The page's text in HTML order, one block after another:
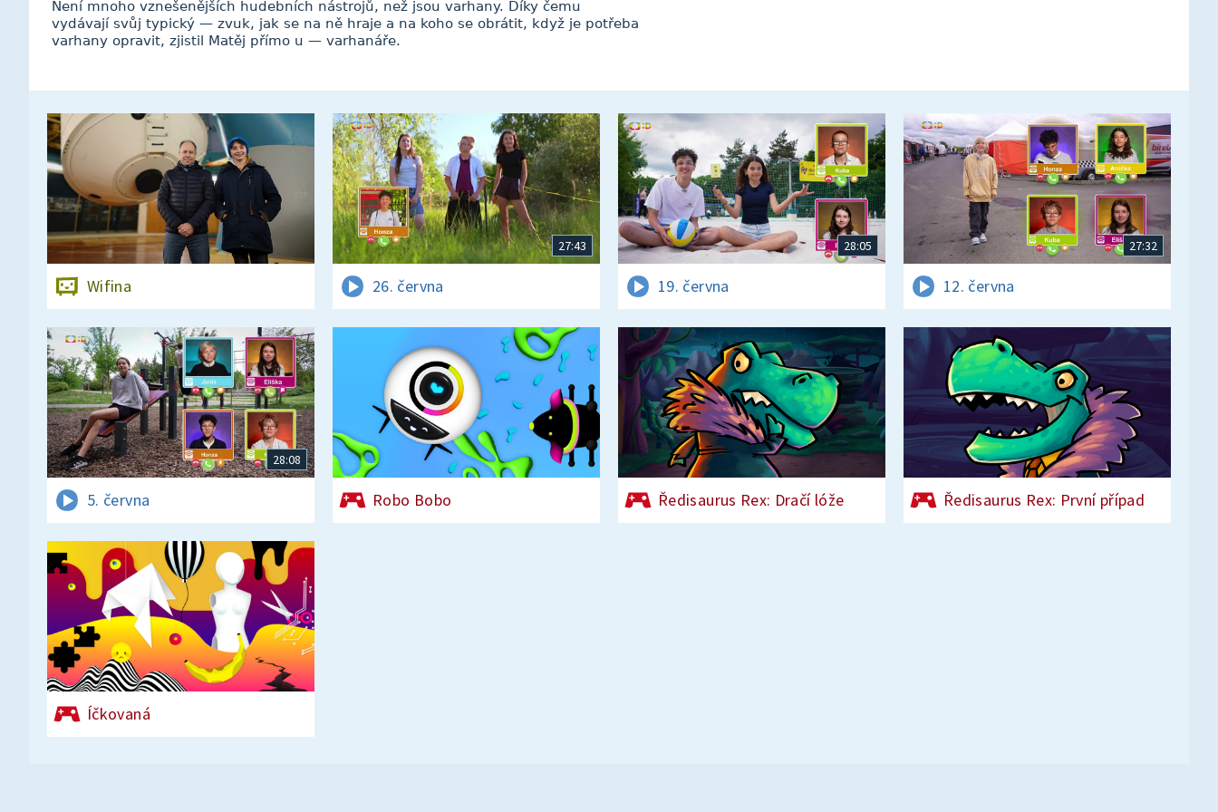
Není mnoho vznešenějších hudebních nástrojů, než jsou varhany. Díky čemu
vydávají svůj typický — zvuk, jak se na ně hraje a na koho se obrátit, když je potřeba
varhany opravit, zjistil Matěj přímo u — varhanáře.
Wifina
27:43
26. června
28:05
19. června
27:32
12. června
28:08
5. června Robo Bobo Ředisaurus Rex: Dračí lóže Ředisaurus Rex: První případ
Íčkovaná